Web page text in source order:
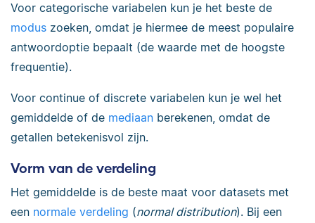
Voor categorische variabelen kun je het beste de
modus zoeken, omdat je hiermee de meest populaire
antwoordoptie bepaalt (de waarde met de hoogste
frequentie).
Voor continue of discrete variabelen kun je wel het
gemiddelde of de mediaan berekenen, omdat de
getallen betekenisvol zijn.
Vorm van de verdeling
Het gemiddelde is de beste maat voor datasets met
een normale verdeling (normal distribution). Bij een